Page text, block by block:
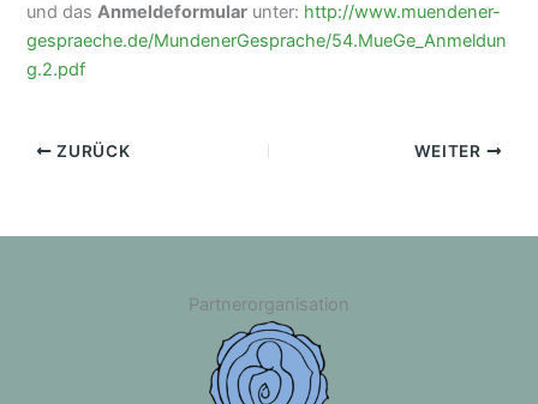
und dasAnmeldeformular unter: http://www.muendener-
gespraeche.de/MundenerGesprache/54.MueGe_Anmeldun
g.2.pdf
ZURÜCK WEITER
Partnerorganisation